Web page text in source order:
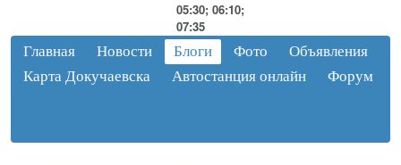
05:30; 06:10;
07:35
Главная Новости Блоги Фото
Объявления
Карта Докучаевска
Автостанция онлайн Форум